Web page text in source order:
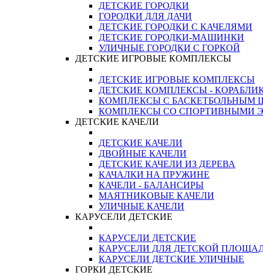
ДЕТСКИЕ ГОРОДКИ
ГОРОДКИ ДЛЯ ДАЧИ
ДЕТСКИЕ ГОРОДКИ С КАЧЕЛЯМИ
ДЕТСКИЕ ГОРОДКИ-МАШИНКИ
УЛИЧНЫЕ ГОРОДКИ С ГОРКОЙ
ДЕТСКИЕ ИГРОВЫЕ КОМПЛЕКСЫ
ДЕТСКИЕ ИГРОВЫЕ КОМПЛЕКСЫ
ДЕТСКИЕ КОМПЛЕКСЫ -
КОМПЛЕКСЫ С БАСКЕТБОЛЬНЫМ
КОМПЛЕКСЫ СО СПОРТИВНЫМИ
ДЕТСКИЕ КАЧЕЛИ
ДЕТСКИЕ КАЧЕЛИ
ДВОЙНЫЕ КАЧЕЛИ
ДЕТСКИЕ КАЧЕЛИ ИЗ ДЕРЕВА
КАЧАЛКИ НА ПРУЖИНЕ
КАЧЕЛИ - БАЛАНСИРЫ
МАЯТНИКОВЫЕ КАЧЕЛИ
УЛИЧНЫЕ КАЧЕЛИ
КАРУСЕЛИ ДЕТСКИЕ
КАРУСЕЛИ ДЕТСКИЕ
КАРУСЕЛИ ДЛЯ ДЕТСКОЙ
КАРУСЕЛИ ДЕТСКИЕ УЛИЧНЫЕ
ГОРКИ ДЕТСКИЕ